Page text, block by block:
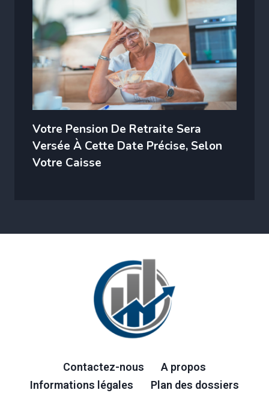
Votre Pension De Retraite Sera
Versée À Cette Date Précise, Selon
Votre Caisse
Contactez-nous
A propos
Informations légales
Plan des dossiers